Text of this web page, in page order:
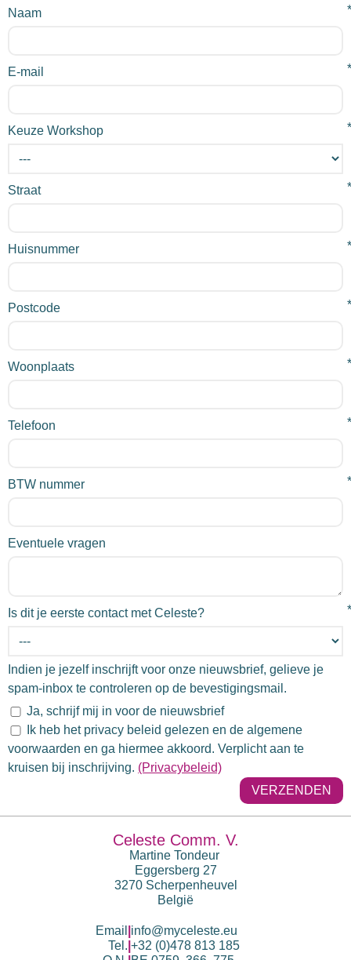
Naam *
E-mail *
Keuze Workshop *
Straat *
Huisnummer *
Postcode *
Woonplaats *
Telefoon *
BTW nummer *
Eventuele vragen
Is dit je eerste contact met Celeste? *
Indien je jezelf inschrijft voor onze nieuwsbrief, gelieve je
spam-inbox te controleren op de bevestigingsmail.
Ja, schrijf mij in voor de nieuwsbrief
Ik heb het privacy beleid gelezen en de algemene
voorwaarden en ga hiermee akkoord. Verplicht aan te
kruisen bij inschrijving. (Privacybeleid)
VERZENDEN
Celeste Comm. V.
Martine Tondeur
Eggersberg 27
3270 Scherpenheuvel
België
Email info@myceleste.eu
Tel. +32 (0)478 813 185